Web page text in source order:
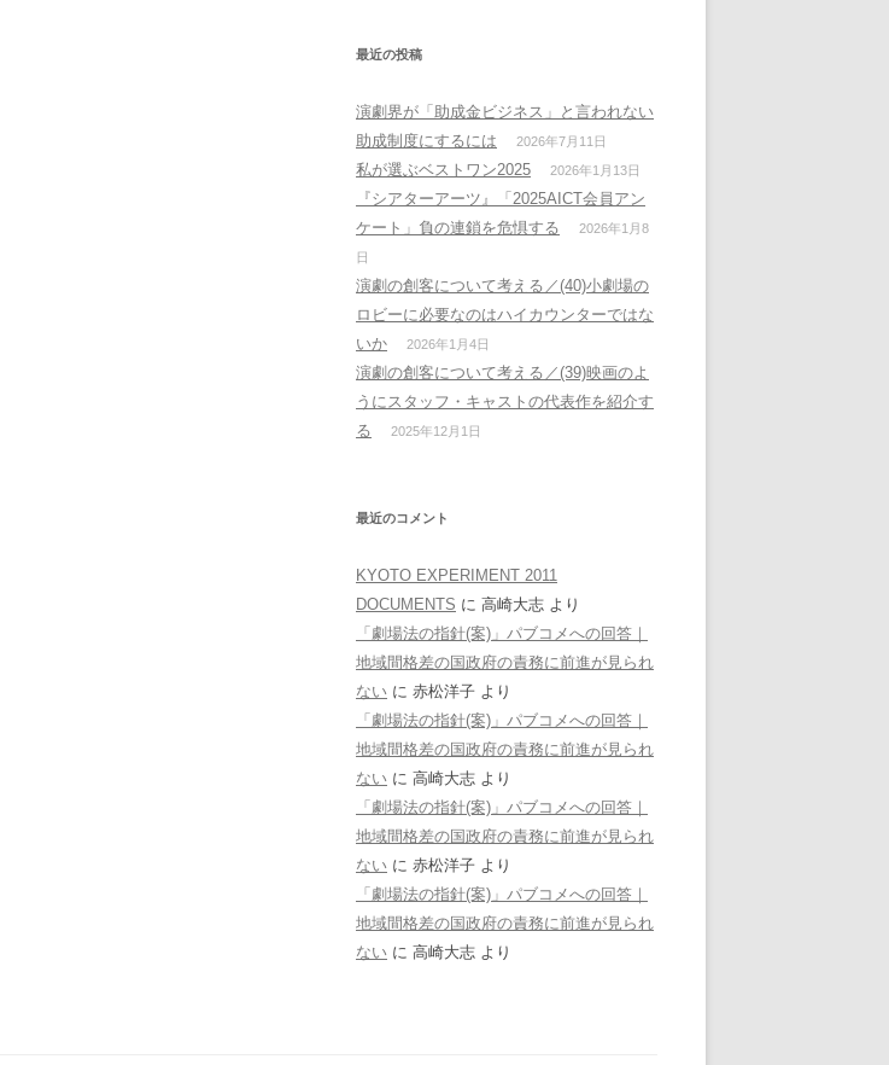
最近の投稿
演劇界が「助成金ビジネス」と言われない
助成制度にするには
2026年7月11日
私が選ぶベストワン2025 2026年1月13日
『シアターアーツ』「2025AICT会員アン
ケート」負の連鎖を危惧する
2026年1月8
日
演劇の創客について考える／(40)小劇場の
ロビーに必要なのはハイカウンターではな
いか
2026年1月4日
演劇の創客について考える／(39)映画のよ
うにスタッフ・キャストの代表作を紹介す
る
2025年12月1日
最近のコメント
KYOTO EXPERIMENT 2011
DOCUMENTS に 高崎大志 より
「劇場法の指針(案)」パブコメへの回答｜
地域間格差の国政府の責務に前進が見られ
ない に 赤松洋子 より
「劇場法の指針(案)」パブコメへの回答｜
地域間格差の国政府の責務に前進が見られ
ない に 高崎大志 より
「劇場法の指針(案)」パブコメへの回答｜
地域間格差の国政府の責務に前進が見られ
ない に 赤松洋子 より
「劇場法の指針(案)」パブコメへの回答｜
地域間格差の国政府の責務に前進が見られ
ない に 高崎大志 より